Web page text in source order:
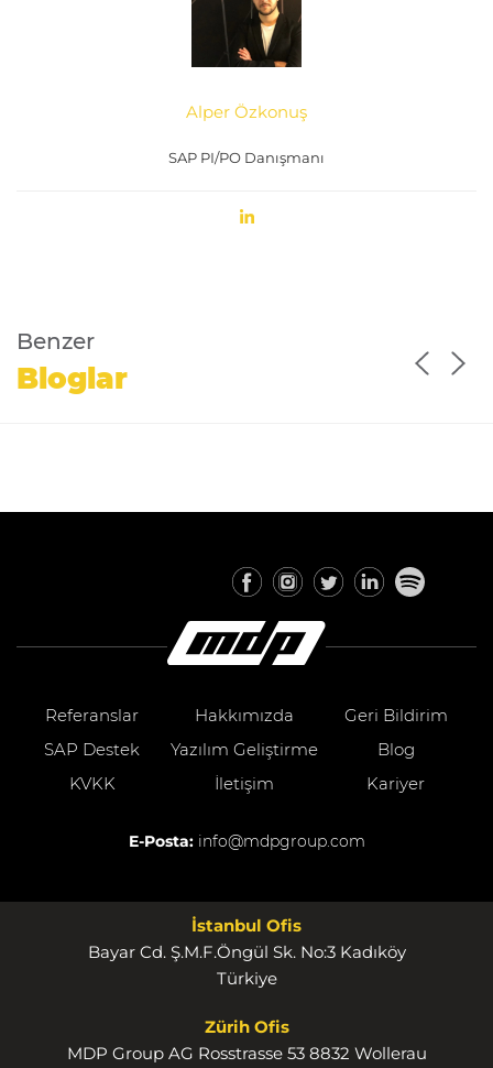
Alper Özkonuş
SAP PI/PO Danışmanı
Benzer
Bloglar
Referanslar Hakkımızda
Geri Bildirim
SAP Destek
Yazılım Geliştirme
Blog
KVKK
İletişim Kariyer
E-Posta: info@mdpgroup.com
İstanbul Ofis
Bayar Cd. Ş.M.F.Öngül Sk. No:3 Kadıköy
Türkiye
Zürih Ofis
MDP Group AG Rosstrasse 53 8832 Wollerau